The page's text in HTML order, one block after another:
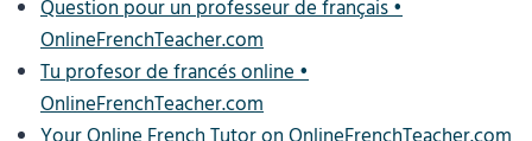
Question pour un professeur de français •
OnlineFrenchTeacher.com
Tu profesor de francés online •
OnlineFrenchTeacher.com